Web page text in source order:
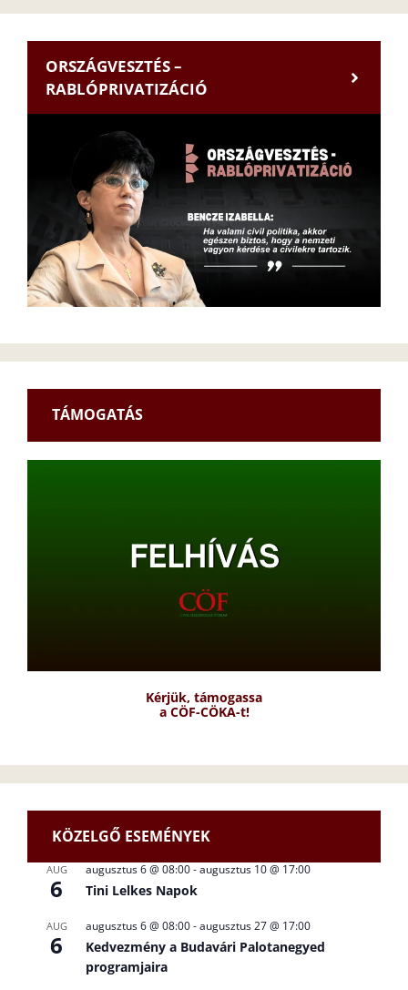
ORSZÁGVESZTÉS –
RABLÓPRIVATIZÁCIÓ
TÁMOGATÁS
Kérjük, támogassa
a CÖF-CÖKA-t!
KÖZELGŐ ESEMÉNYEK
AUG
6
augusztus 6 @ 08:00-augusztus 10 @ 17:00
Tini Lelkes Napok
AUG
6
augusztus 6 @ 08:00-augusztus 27 @ 17:00
Kedvezmény a Budavári Palotanegyed
programjaira